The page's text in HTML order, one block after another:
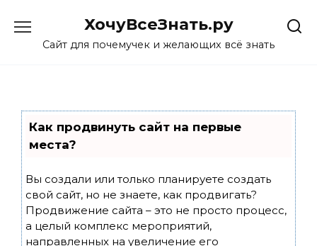
content
ХочуВсеЗнать.ру
Сайт для почемучек и желающих всё знать
Как продвинуть сайт на первые
места?
Вы создали или только планируете создать
свой сайт, но не знаете, как продвигать?
Продвижение сайта – это не просто процесс,
а целый комплекс мероприятий,
направленных на увеличение его